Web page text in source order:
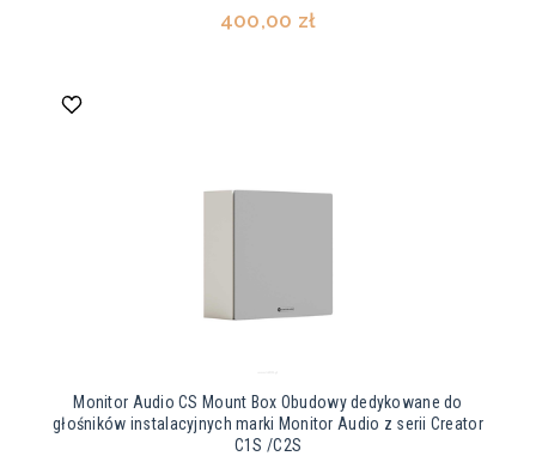
400,00 zł
Monitor Audio CS Mount Box Obudowy dedykowane do
głośników instalacyjnych marki Monitor Audio z serii Creator
C1S /C2S